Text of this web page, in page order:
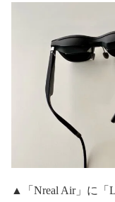
▲「Nreal Air」に「